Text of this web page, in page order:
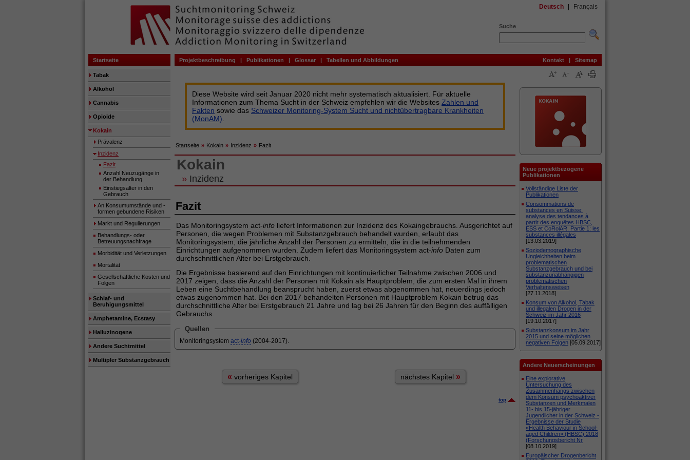
Deutsch Français
Suche
Startseite Kontakt | Sitemap
Projektbeschreibung | Publikationen | Glossar | Tabellen und Abbildungen
Tabak
Alkohol
Cannabis
Opioide
Kokain
Prävalenz
Inzidenz
Fazit
Anzahl Neuzugänge in
der Behandlung
Einstiegsalter in den
Gebrauch
An Konsumumstände und -
formen gebundene Risiken
Markt und Regulierungen
Behandlungs- oder
Betreuungsnachfrage
Morbidität und Verletzungen
Mortalität
Gesellschaftliche Kosten und
Folgen
Schlaf- und
Beruhigungsmittel
Amphetamine, Ecstasy
Halluzinogene
Andere Suchtmittel
Multipler Substanzgebrauch
Diese Website wird seit Januar 2020 nicht mehr systematisch aktualisiert. Für aktuelle
Informationen zum Thema Sucht in der Schweiz empfehlen wir die Websites Zahlen und
Fakten sowie das Schweizer Monitoring-System Sucht und nichtübertragbare Krankheiten
(MonAM)
Startseite » Kokain » Inzidenz » Fazit
Kokain
» Inzidenz
Fazit
Das Monitoringsystem act-info liefert Informationen zur Inzidenz des Kokaingebrauchs. Ausgerichtet auf
Personen, die wegen Problemen mit Substanzgebrauch behandelt wurden, erlaubt das
Monitoringsystem, die jährliche Anzahl der Personen zu ermitteln, die in die teilnehmenden
Einrichtungen aufgenommen wurden. Zudem liefert das Monitoringsystem act-info Daten zum
durchschnittlichen Alter bei Erstgebrauch.
Die Ergebnisse basierend auf den Einrichtungen mit kontinuierlicher Teilnahme zwischen 2006 und
2017 zeigen, dass die Anzahl der Personen mit Kokain als Hauptproblem, die zum ersten Mal in ihrem
Leben eine Suchtbehandlung beansprucht haben, zuerst etwas abgenommen hat, neuerdings jedoch
etwas zugenommen hat. Bei den 2017 behandelten Personen mit Hauptproblem Kokain betrug das
durchschnittliche Alter bei Erstgebrauch 21 Jahre und lag bei 26 Jahren für den Beginn des auffälligen
Gebrauchs.
Quellen
Monitoringsystem act-info (2004-2017).
« vorheriges Kapitel nächstes Kapitel »
top
Neue projektbezogene
Publikationen
Vollständige Liste der
Publikationen
Consommations de
substances en Suisse:
analyse des tendances à
partir des enquêtes HBSC,
ESS et CoRolAR. Partie 1: les
substances illégales
[13.03.2019]
Soziodemographische
Ungleichheiten beim
problematischen
Substanzgebrauch und bei
substanzunabhängigen
problematischen
Verhaltensweisen
[27.11.2018]
Konsum von Alkohol, Tabak
und illegalen Drogen in der
Schweiz im Jahr 2016
[19.10.2017]
Substanzkonsum im Jahr
2015 und seine möglichen
negativen Folgen [05.09.2017]
Andere Neuerscheinungen
Eine explorative
Untersuchung des
Zusammenhangs zwischen
dem Konsum psychoaktiver
Substanzen und Merkmalen
11- bis 15-jähriger
Jugendlicher in der Schweiz -
Ergebnisse der Studie
«Health Behaviour in School-
aged Children» (HBSC) 2018
(Forschungsbericht Nr
[08.10.2019]
Europäischer Drogenbericht